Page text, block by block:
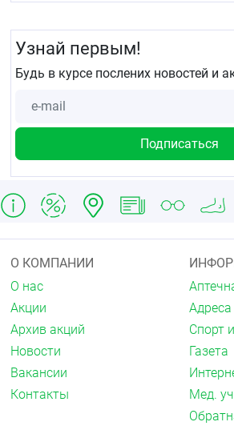
Узнай первым!
Будь в курсе послених новостей и
О КОМПАНИИ
О нас
Акции
Архив акций
Новости
Вакансии
Контакты
Адреса
Спорт
Газета
Мед.